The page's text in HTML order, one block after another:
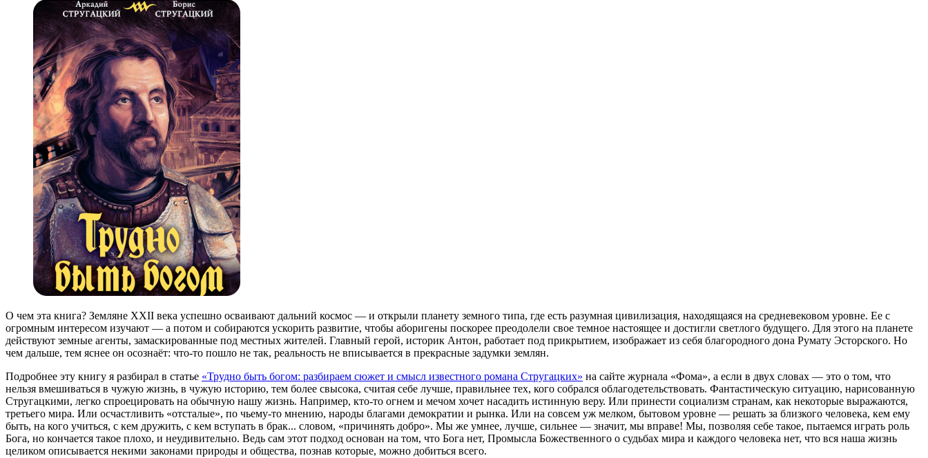
О чем эта книга? Земляне XXII века успешно осваивают дальний космос — и открыли планету земного типа, где есть разумная цивилизация, находящаяся на средневековом уровне. Ее с
огромным интересом изучают — а потом и собираются ускорить развитие, чтобы аборигены поскорее преодолели свое темное настоящее и достигли светлого будущего. Для этого на планете
действуют земные агенты, замаскированные под местных жителей. Главный герой, историк Антон, работает под прикрытием, изображает из себя благородного дона Румату Эсторского. Но
чем дальше, тем яснее он осознаёт: что-то пошло не так, реальность не вписывается в прекрасные задумки землян.
Подробнее эту книгу я разбирал в статье «Трудно быть богом: разбираем сюжет и смысл известного романа Стругацких» на сайте журнала «Фома», а если в двух словах — это о том, что
нельзя вмешиваться в чужую жизнь, в чужую историю, тем более свысока, считая себе лучше, правильнее тех, кого собрался облагодетельствовать. Фантастическую ситуацию, нарисованную
Стругацкими, легко спроецировать на обычную нашу жизнь. Например, кто-то огнем и мечом хочет насадить истинную веру. Или принести социализм странам, как некоторые выражаются,
третьего мира. Или осчастливить «отсталые», по чьему-то мнению, народы благами демократии и рынка. Или на совсем уж мелком, бытовом уровне — решать за близкого человека, кем ему
быть, на кого учиться, с кем дружить, с кем вступать в брак... словом, «причинять добро». Мы же умнее, лучше, сильнее — значит, мы вправе! Мы, позволяя себе такое, пытаемся играть роль
Бога, но кончается такое плохо, и неудивительно. Ведь сам этот подход основан на том, что Бога нет, Промысла Божественного о судьбах мира и каждого человека нет, что вся наша жизнь
целиком описывается некими законами природы и общества, познав которые, можно добиться всего.